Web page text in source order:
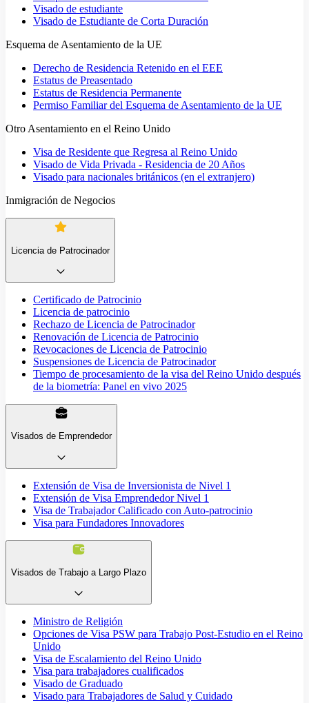
Visado de estudiante
Visado de Estudiante de Corta Duración
Esquema de Asentamiento de la UE
Derecho de Residencia Retenido en el EEE
Estatus de Preasentado
Estatus de Residencia Permanente
Permiso Familiar del Esquema de Asentamiento de la UE
Otro Asentamiento en el Reino Unido
Visa de Residente que Regresa al Reino Unido
Visado de Vida Privada - Residencia de 20 Años
Visado para nacionales británicos (en el extranjero)
Inmigración de Negocios
Licencia de Patrocinador
Certificado de Patrocinio
Licencia de patrocinio
Rechazo de Licencia de Patrocinador
Renovación de Licencia de Patrocinio
Revocaciones de Licencia de Patrocinio
Suspensiones de Licencia de Patrocinador
Tiempo de procesamiento de la visa del Reino Unido después
de la biometría: Panel en vivo 2025
Visados de Emprendedor
Extensión de Visa de Inversionista de Nivel 1
Extensión de Visa Emprendedor Nivel 1
Visa de Trabajador Calificado con Auto-patrocinio
Visa para Fundadores Innovadores
Visados de Trabajo a Largo Plazo
Ministro de Religión
Opciones de Visa PSW para Trabajo Post-Estudio en el Reino
Unido
Visa de Escalamiento del Reino Unido
Visa para trabajadores cualificados
Visado de Graduado
Visado para Trabajadores de Salud y Cuidado